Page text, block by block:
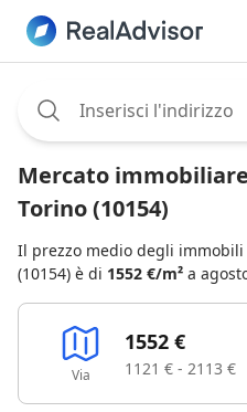
Mercato
Torino (10154)
Il prezzo medio degli immobili
(10154) è di 1552 €/m² a
Via
1552 €
1121 € - 2113 €